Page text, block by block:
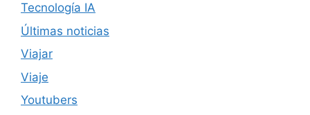
Tecnología IA
Últimas noticias
Viajar
Viaje
Youtubers